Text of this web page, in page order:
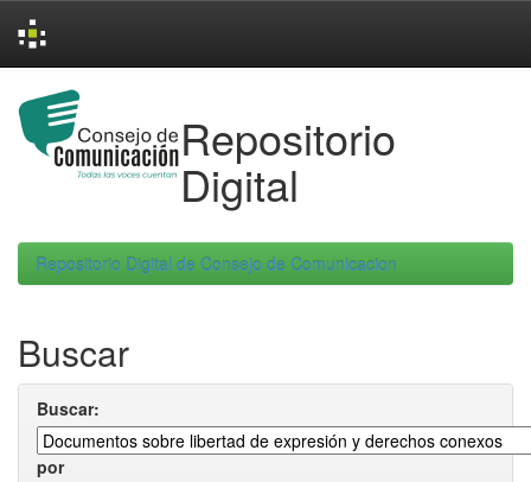
navigation
Repositorio
Digital
Repositorio Digital de Consejo de Comunicacion
Buscar
Buscar:
por